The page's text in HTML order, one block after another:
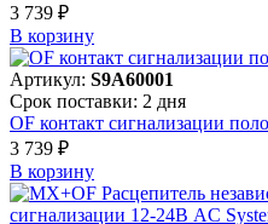
3 739 ₽
В корзинy
Артикул: S9A60001
Срок поставки: 2 дня
OF контакт сигнализации
3 739 ₽
В корзинy